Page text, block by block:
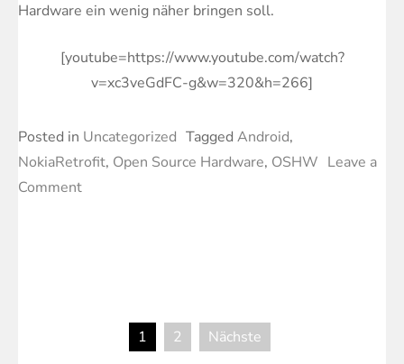
Hardware ein wenig näher bringen soll.
[youtube=https://www.youtube.com/watch?
v=xc3veGdFC-g&w=320&h=266]
Posted in Uncategorized Tagged Android,
NokiaRetrofit, Open Source Hardware, OSHW Leave a
Commenton
Seitennummerierung
1 2 Nächste